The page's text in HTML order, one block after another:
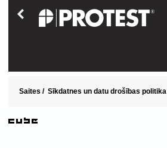
Saites / Sīkdatnes un datu drošības politika